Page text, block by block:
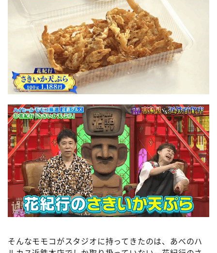
そんなモモコがスタジオに持ってきたのは、あべのハ